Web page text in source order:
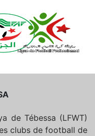
de Tébessa (LFWT)
clubs de football de